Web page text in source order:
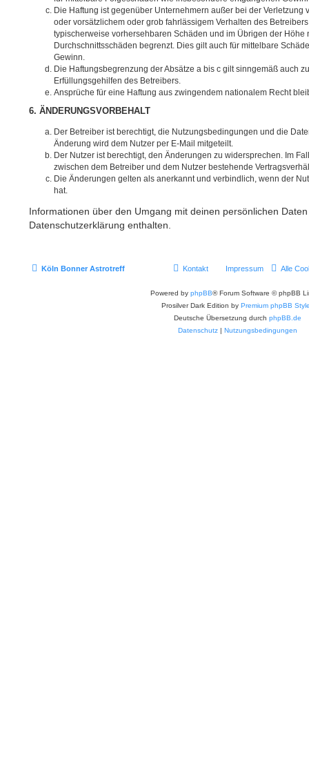
Die Haftung ist gegenüber Unternehmern außer bei der Verletzung
oder vorsätzlichem oder grob fahrlässigem Verhalten des
typischerweise vorhersehbaren Schäden und im Übrigen der Höhe
Durchschnittsschäden begrenzt. Dies gilt auch für mittelbare
Gewinn.
Die Haftungsbegrenzung der Absätze a bis c gilt sinngemäß auch
Erfüllungsgehilfen des Betreibers.
Ansprüche für eine Haftung aus zwingendem nationalem Recht
6. ÄNDERUNGSVORBEHALT
Der Betreiber ist berechtigt, die Nutzungsbedingungen und die
Änderung wird dem Nutzer per E-Mail mitgeteilt.
Der Nutzer ist berechtigt, den Änderungen zu widersprechen. Im
zwischen dem Betreiber und dem Nutzer bestehende
Die Änderungen gelten als anerkannt und verbindlich, wenn der
hat.
Informationen über den Umgang mit deinen persönlichen
Datenschutzerklärung enthalten.
Köln Bonner Astrotreff Alle
Impressum
Kontakt
Powered by phpBB® Forum Software © phpBB
Prosilver Dark Edition by Premium phpBB
Deutsche Übersetzung durch phpBB.de
Datenschutz | Nutzungsbedingungen